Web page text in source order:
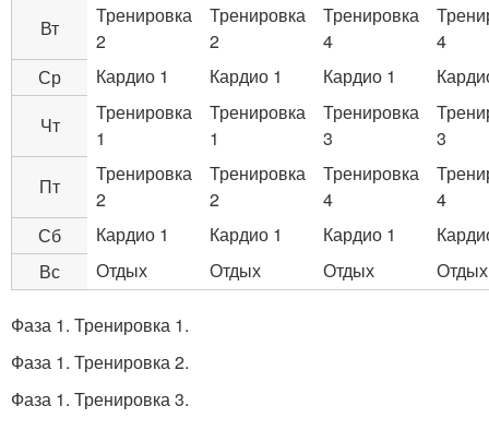
Вт
Тренировка
2
Тренировка
2
Тренировка
4
4
Ср
Кардио 1 Кардио 1 Кардио 1
Чт
Тренировка
1
Тренировка
1
Тренировка
3
3
Пт
Тренировка
2
Тренировка
2
Тренировка
4
4
Сб
Кардио 1 Кардио 1 Кардио 1
Вс
Отдых Отдых Отдых Отдых
Фаза 1. Тренировка 1.
Фаза 1. Тренировка 2.
Фаза 1. Тренировка 3.